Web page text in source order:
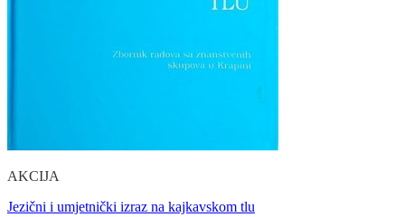
AKCIJA
Jezični i umjetnički izraz na kajkavskom tlu